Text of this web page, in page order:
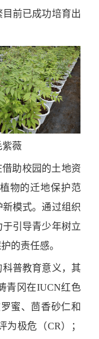
前已成功培育出
紫薇
助校园的土地资
物的迁地保护范
模式。通过组织
引导青少年树立
的责任感。
普教育意义，其
青冈在IUCN红色
蜜、茴香砂仁和
极危（CR）；